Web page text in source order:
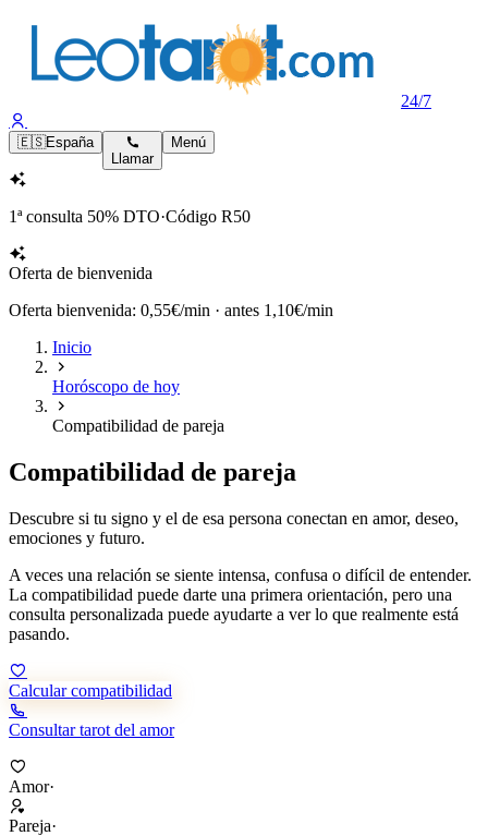
24/7
🇪🇸España
Llamar
Menú
1ª consulta 50% DTO·Código R50
Oferta de bienvenida
Oferta bienvenida: 0,55€/min · antes 1,10€/min
Inicio
Horóscopo de hoy
Compatibilidad de pareja
Compatibilidad de pareja
Descubre si tu signo y el de esa persona conectan en amor, deseo,
emociones y futuro.
A veces una relación se siente intensa, confusa o difícil de entender.
La compatibilidad puede darte una primera orientación, pero una
consulta personalizada puede ayudarte a ver lo que realmente está
pasando.
Calcular compatibilidad
Consultar tarot del amor
Amor·
Pareja·